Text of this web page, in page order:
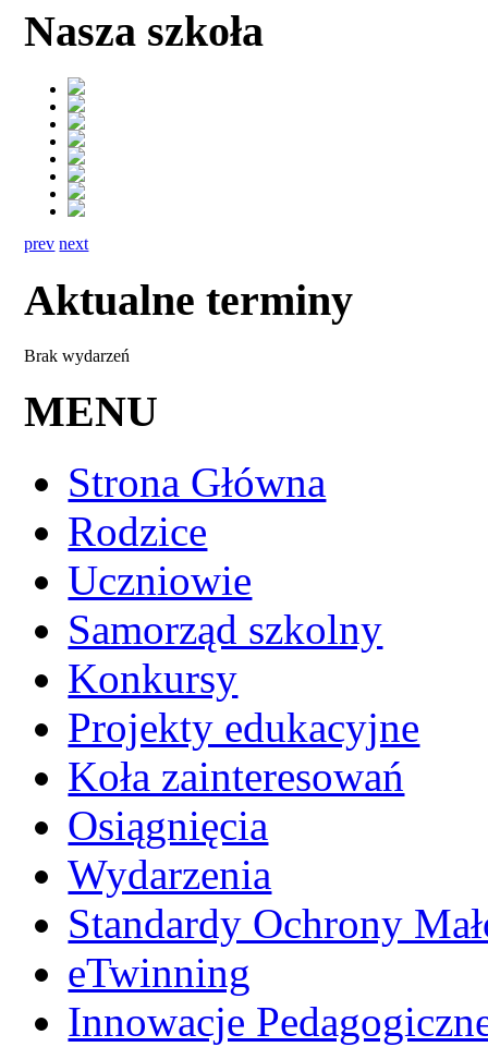
Nasza szkoła
prev next
Aktualne terminy
Brak wydarzeń
MENU
Strona Główna
Rodzice
Uczniowie
Samorząd szkolny
Konkursy
Projekty edukacyjne
Koła zainteresowań
Osiągnięcia
Wydarzenia
Standardy Ochrony
eTwinning
Innowacje